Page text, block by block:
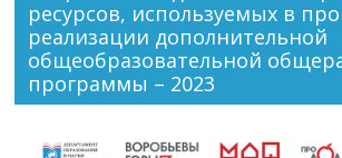
ресурсов, используемых в
реализации дополнительной
общеобразовательной
программы – 2023